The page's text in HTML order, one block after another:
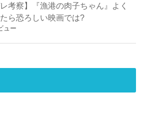
レ考察】『漁港の肉子ちゃん』よく
ら恐ろしい映画では?
ュー